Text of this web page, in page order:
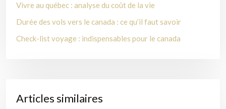
Vivre au québec : analyse du coût de la vie
Durée des vols vers le canada : ce qu’il faut savoir
Check-list voyage : indispensables pour le canada
Articles similaires